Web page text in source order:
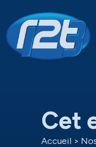
Cet
Accueil >